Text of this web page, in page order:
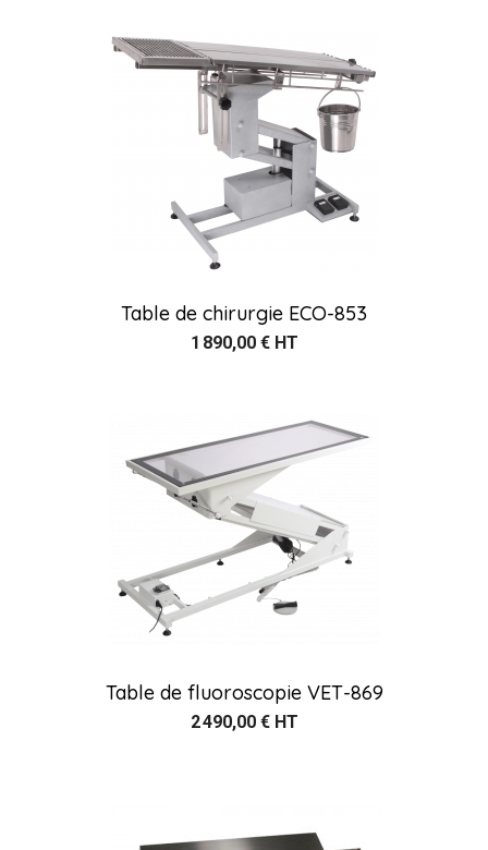
Table de chirurgie ECO-853
1 890,00 € HT
Table de fluoroscopie VET-869
2 490,00 € HT